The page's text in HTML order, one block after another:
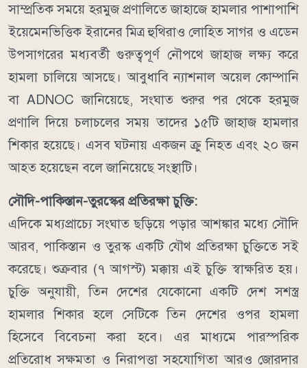
সাম্প্রতিক সময়ে হরমুজ প্রণালিতে জাহাজে হামলার পাশাপাশি
ইয়েমেনভিত্তিক ইরানের মিত্র হুথিরাও লোহিত সাগর ও এডেন
উপসাগরের মধ্যবর্তী গুরুত্বপূর্ণ নৌপথে জাহাজ লক্ষ্য করে
হামলা চালিয়ে আসছে।আবুধাবি ন্যাশনাল অয়েল কোম্পানি
বা ADNOC জানিয়েছে, সংঘাত শুরুর পর থেকে হরমুজ
প্রণালি দিয়ে চলাচলের সময় তাদের ১৫টি জাহাজ হামলার
শিকার হয়েছে। এসব ঘটনায় একজন ক্রু নিহত এবং ২০ জন
আহত হয়েছেন বলে জানিয়েছে সংস্থাটি।
সৌদি-পাকিস্তান-তুরস্কের প্রতিরক্ষা চুক্তি:
এদিকে মধ্যপ্রাচ্যে সংঘাত ছড়িয়ে পড়ার আশঙ্কার মধ্যে সৌদি
আরব, পাকিস্তান ও তুরস্ক একটি যৌথ প্রতিরক্ষা চুক্তিতে সই
করেছে। শুক্রবার (৭ আগস্ট) মক্কায় এই চুক্তি স্বাক্ষরিত হয়।
চুক্তি অনুযায়ী, তিন দেশের যেকোনো একটি দেশ সশস্ত্র
হামলার শিকার হলে সেটিকে তিন দেশের ওপর হামলা
হিসেবে বিবেচনা করা হবে। এর মাধ্যমে পারস্পরিক
প্রতিরোধ সক্ষমতা ও নিরাপত্তা সহযোগিতা আরও জোরদার